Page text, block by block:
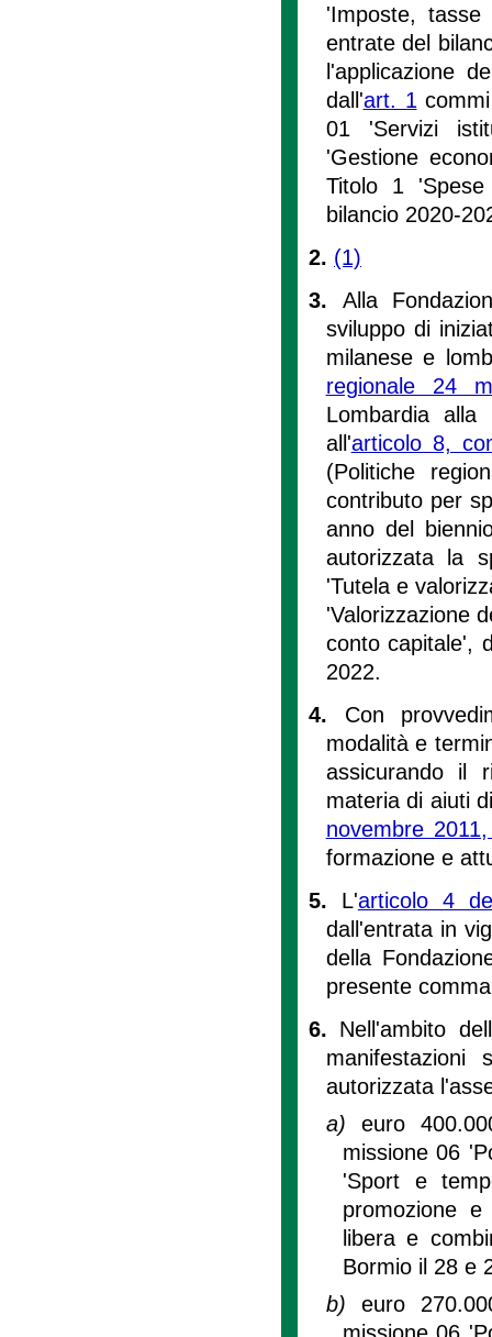
'Imposte,
entrate del
l'applicazione
dall'art. 1
01 'Servizi
'Gestione
Titolo 1
bilancio 2020-
2. (1)
3. Alla
sviluppo di
milanese e
regionale 24
Lombardia
all'articolo 8,
(Politiche
contributo per
anno del
autorizzata la
'Tutela e
'Valorizzazione
conto capitale',
2022.
4. Con
modalità e
assicurando il
materia di aiuti
novembre
formazione e
5. L'articolo 4
dall'entrata in
della
presente
6. Nell'ambito
manifestazioni
autorizzata
a) euro
missione 06
'Sport e
promozione
libera e
Bormio il 28 e
b) euro